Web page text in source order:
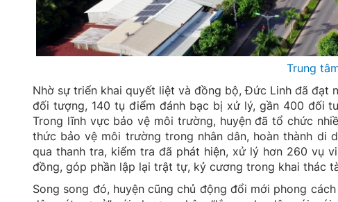
Trung
Nhờ sự triển khai quyết liệt và đồng bộ, Đức Linh đã
đối tượng, 140 tụ điểm đánh bạc bị xử lý, gần 400 đối
Trong lĩnh vực bảo vệ môi trường, huyện đã tổ chức
thức bảo vệ môi trường trong nhân dân, hoàn thành
qua thanh tra, kiểm tra đã phát hiện, xử lý hơn 260 vụ
đồng, góp phần lập lại trật tự, kỷ cương trong khai thác
Song song đó, huyện cũng chủ động đổi mới phong